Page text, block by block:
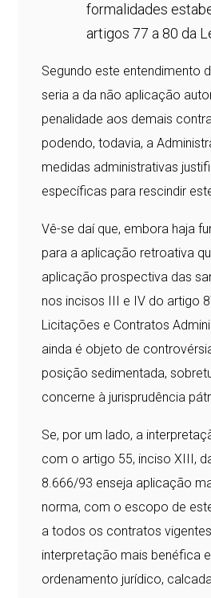
formalidades
artigos 77 a 80 da
Segundo este entendimento
seria a da não aplicação
penalidade aos demais
podendo, todavia, a
medidas administrativas
específicas para rescindir
Vê-se daí que, embora haja
para a aplicação retroativa
aplicação prospectiva das
nos incisos III e IV do artigo
Licitações e Contratos
ainda é objeto de
posição sedimentada,
concerne à jurisprudência
Se, por um lado, a
com o artigo 55, inciso XIII,
8.666/93 enseja aplicação
norma, com o escopo de
a todos os contratos
interpretação mais benéfica
ordenamento jurídico,